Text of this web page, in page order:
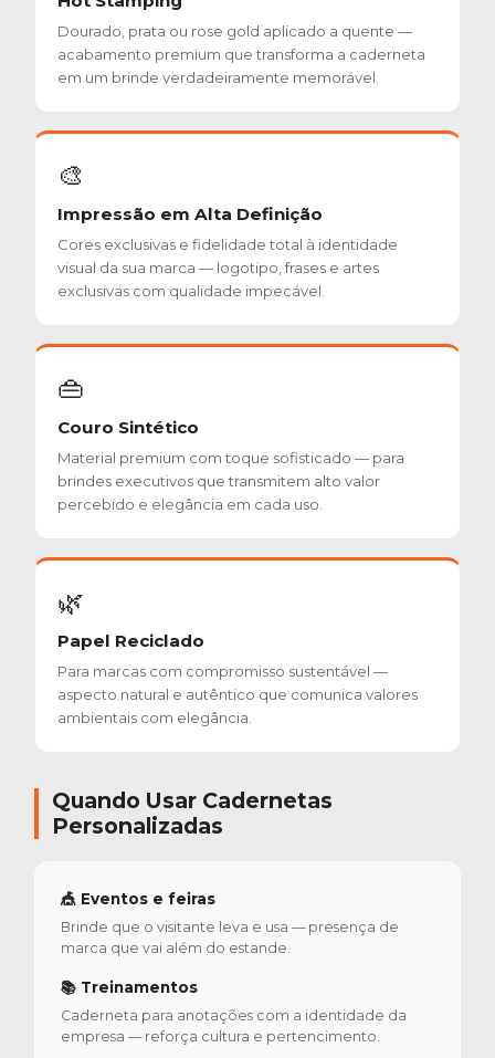
Dourado, prata ou rose gold aplicado a quente —
acabamento premium que transforma a caderneta
em um brinde verdadeiramente memorável.
🎨
Impressão em Alta Definição
Cores exclusivas e fidelidade total à identidade
visual da sua marca — logotipo, frases e artes
exclusivas com qualidade impecável.
👜
Couro Sintético
Material premium com toque sofisticado — para
brindes executivos que transmitem alto valor
percebido e elegância em cada uso.
🌿
Papel Reciclado
Para marcas com compromisso sustentável —
aspecto natural e autêntico que comunica valores
ambientais com elegância.
Quando Usar Cadernetas
Personalizadas
🎪 Eventos e feiras
Brinde que o visitante leva e usa — presença de
marca que vai além do estande.
📚 Treinamentos
Caderneta para anotações com a identidade da
empresa — reforça cultura e pertencimento.